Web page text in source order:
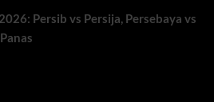
Persib vs Persija, Persebaya vs